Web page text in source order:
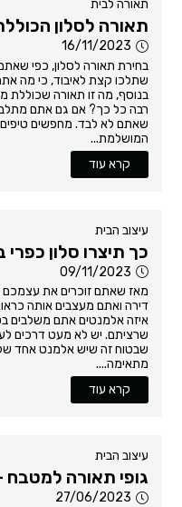
תאורה לבית
תאורה לסלון
16/11/2023
בחירת תאורה לסלון, כפי שאתם
שתלכו קצת לאיבוד, כי מה
בנוסף, מה זו תאורה שכוללת
רבה כל כך? אם גם אתם
שאתם לא לבד. מחפשים
המושלמת...
קרא עוד
עיצוב הבית
כך תיצרו סלון
09/11/2023
מאז שאתם זוכרים את עצמכם
דירה ואתם מעצבים אותה
איזה אלמנטים אתם משלבים
שרציתם. יש לא מעט דרכים
שבטוח זה שיש אלמנט אחד שלא
מתאימה....
קרא עוד
עיצוב הבית
גופי תאורה למטבח
27/06/2023